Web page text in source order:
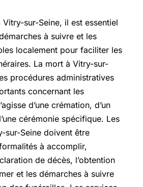
sur-Seine, il est essentiel
à suivre et les
localement pour faciliter les
La mort à Vitry-sur-
procédures administratives
concernant les
d’une crémation, d’un
cérémonie spécifique. Les
sur-Seine doivent être
à accomplir,
de décès, l’obtention
et les démarches à suivre